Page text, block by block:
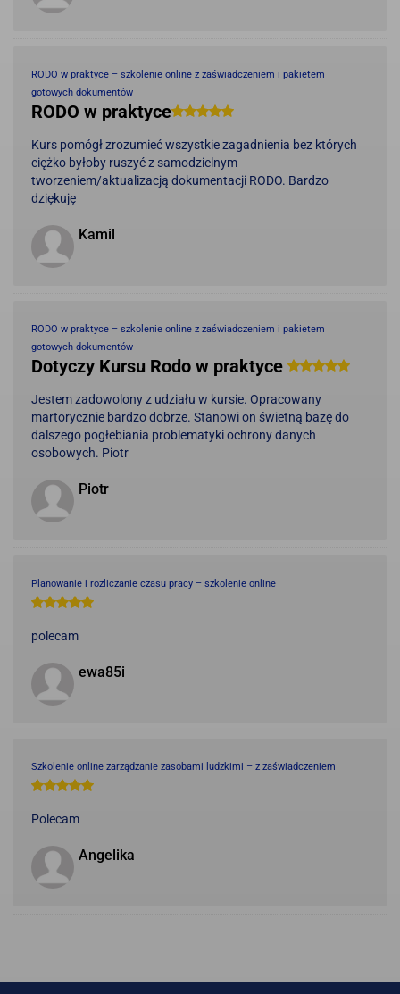
RODO w praktyce – szkolenie online z zaświadczeniem i pakietem
gotowych dokumentów
RODO w praktyce
Kurs pomógł zrozumieć wszystkie zagadnienia bez których
ciężko byłoby ruszyć z samodzielnym
tworzeniem/aktualizacją dokumentacji RODO. Bardzo
dziękuję
Kamil
RODO w praktyce – szkolenie online z zaświadczeniem i pakietem
gotowych dokumentów
Dotyczy Kursu Rodo w praktyce
Jestem zadowolony z udziału w kursie. Opracowany
martorycznie bardzo dobrze. Stanowi on świetną bazę do
dalszego pogłebiania problematyki ochrony danych
osobowych. Piotr
Piotr
Planowanie i rozliczanie czasu pracy – szkolenie online
polecam
ewa85i
Szkolenie online zarządzanie zasobami ludzkimi – z zaświadczeniem
Polecam
Angelika